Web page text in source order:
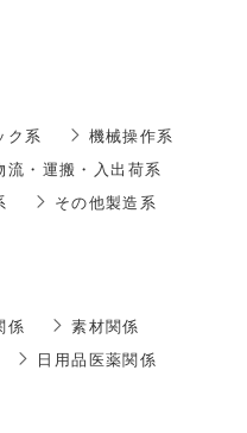
ク系
機械操作系
流・運搬・入出荷系
その他製造系
係
素材関係
日用品医薬関係